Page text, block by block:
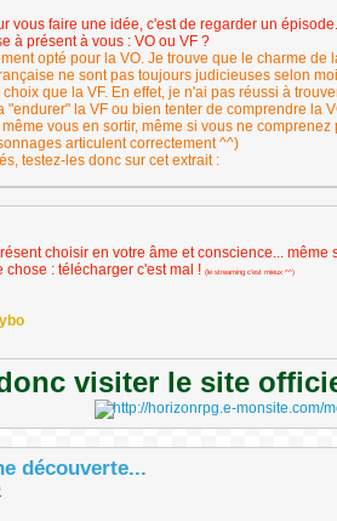
vous faire une idée, c'est de regarder un
à présent à vous : VO ou VF ?
opté pour la VO. Je trouve que le charme
ne sont pas toujours judicieuses selon
que la VF. En effet, je n'ai pas réussi à
"endurer" la VF ou bien tenter de comprendre la
vous en sortir, même si vous ne
articulent correctement ^^)
testez-les donc sur cet extrait :
choisir en votre âme et conscience... même
: télécharger c'est mal ! (le streaming c'est mieux ^^)
visiter le site
découverte...